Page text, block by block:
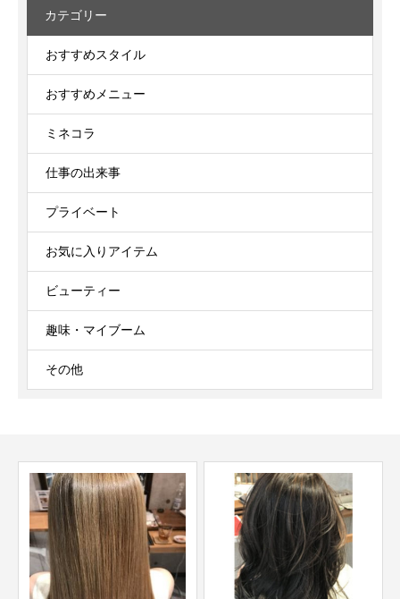
カテゴリー
おすすめスタイル
おすすめメニュー
ミネコラ
仕事の出来事
プライベート
お気に入りアイテム
ビューティー
趣味・マイブーム
その他